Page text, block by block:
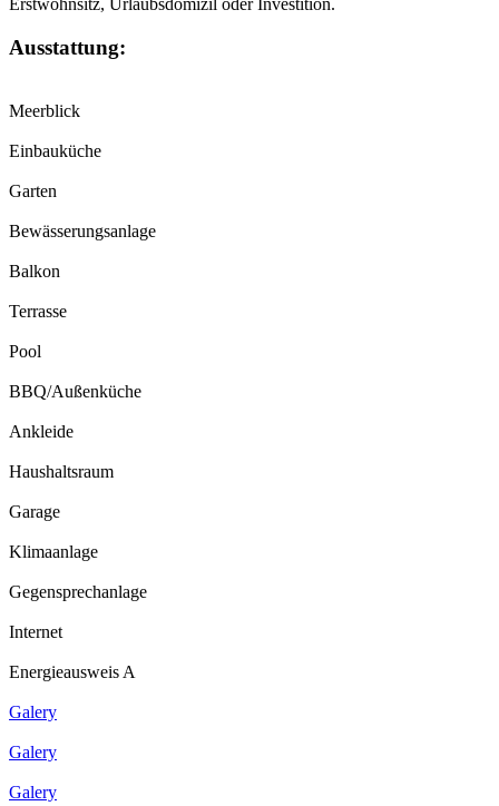
Erstwohnsitz, Urlaubsdomizil oder Investition.
Ausstattung:
Meerblick
Einbauküche
Garten
Bewässerungsanlage
Balkon
Terrasse
Pool
BBQ/Außenküche
Ankleide
Haushaltsraum
Garage
Klimaanlage
Gegensprechanlage
Internet
Energieausweis A
Galery
Galery
Galery